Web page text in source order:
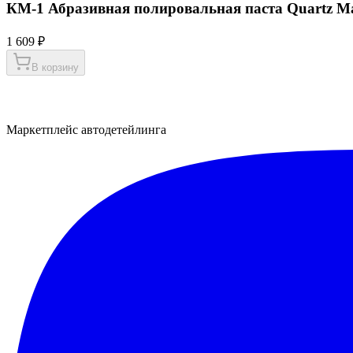
КМ-1 Абразивная полировальная паста Quartz
1 609 ₽
В корзину
Маркетплейс автодетейлинга